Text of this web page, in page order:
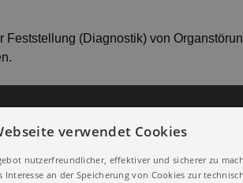
(Diagnostik) von
verwendet Cookies
nutzerfreundlicher, effektiver und sicherer zu
an der Speicherung von Cookies zur